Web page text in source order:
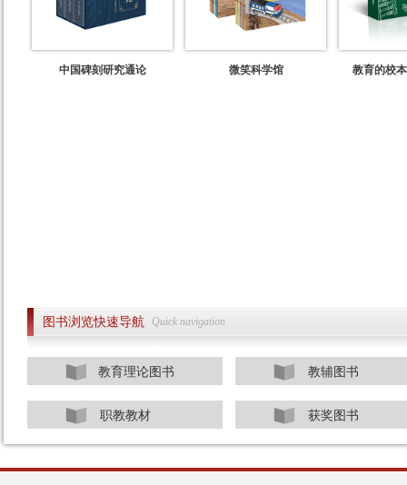
中国碑刻研究通论 微笑科学馆 教育的校
图书浏览快速导航 Quick navigation
教育理论图书 教辅图书
职教教材 获奖图书